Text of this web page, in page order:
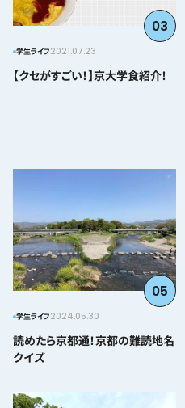
03
学生ライフ2021.07.23
【クセがすごい！】京大学食紹介！
05
学生ライフ2024.05.30
読めたら京都通！京都の難読地名
クイズ